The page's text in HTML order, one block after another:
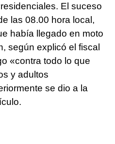
El suceso
las 08.00 hora local,
había llegado en moto
según explicó el fiscal
«contra todo lo que
y adultos
se dio a la